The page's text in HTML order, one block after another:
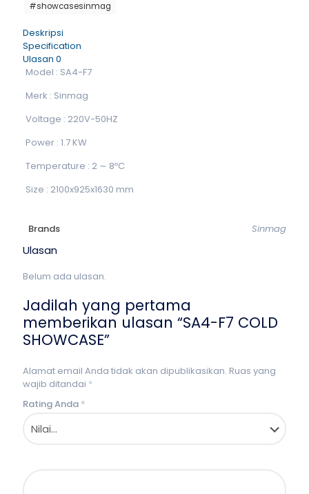
#showcasesinmag
Deskripsi
Specification
Ulasan 0
Model : SA4-F7
Merk : Sinmag
Voltage : 220V-50HZ
Power : 1.7 KW
Temperature : 2 ∼ 8ºC
Size : 2100x925x1630 mm
Brands Sinmag
Ulasan
Belum ada ulasan.
Jadilah yang pertama
memberikan ulasan “SA4-F7 COLD
SHOWCASE”
Alamat email Anda tidak akan dipublikasikan. Ruas yang
wajib ditandai *
Rating Anda *